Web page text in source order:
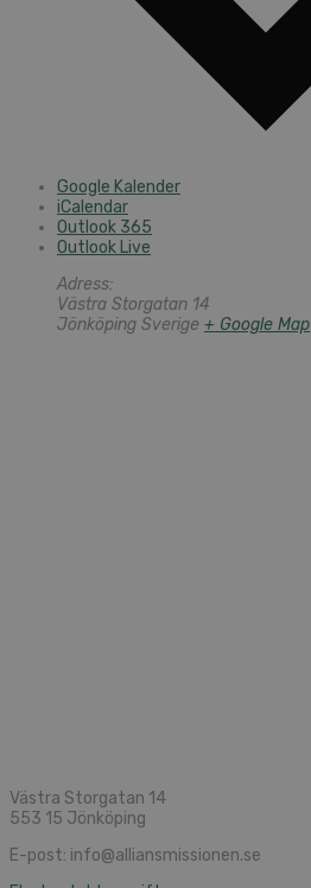
Google Kalender
iCalendar
Outlook 365
Outlook Live
Adress:
Västra Storgatan 14
Jönköping Sverige + Google Map
Västra Storgatan 14
553 15 Jönköping
E-post: info@alliansmissionen.se